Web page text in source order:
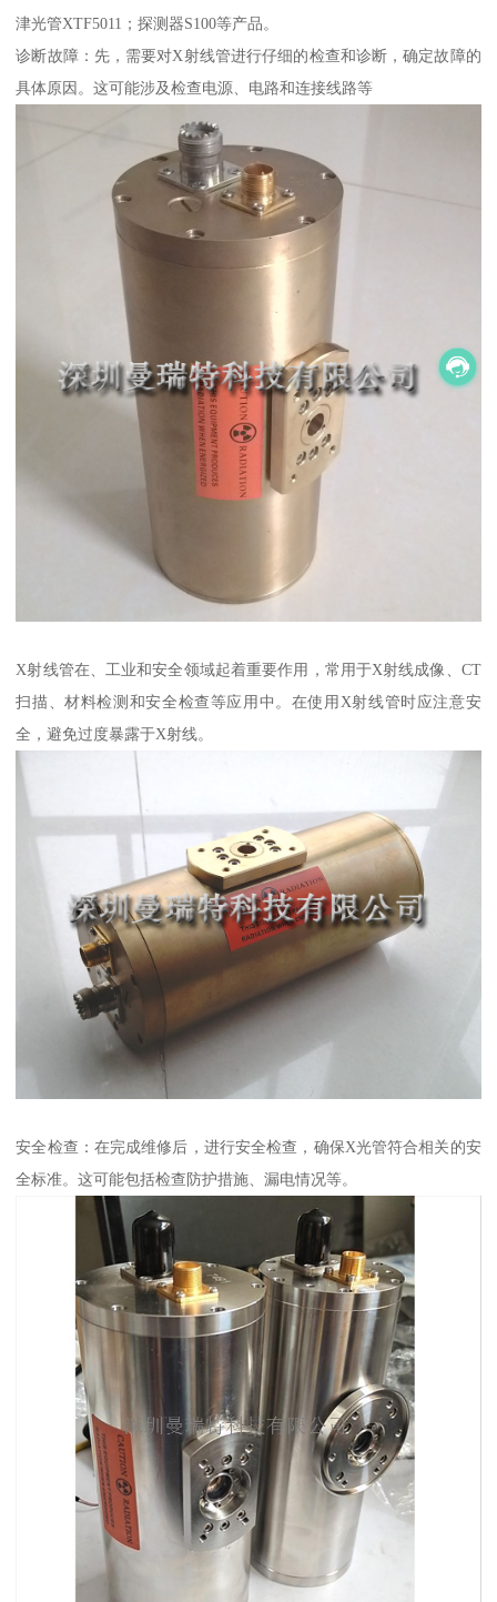
津光管XTF5011；探测器S100等产品。
诊断故障：先，需要对X射线管进行仔细的检查和诊断，确定故障的
具体原因。这可能涉及检查电源、电路和连接线路等
X射线管在、工业和安全领域起着重要作用，常用于X射线成像、CT
扫描、材料检测和安全检查等应用中。在使用X射线管时应注意安
全，避免过度暴露于X射线。
安全检查：在完成维修后，进行安全检查，确保X光管符合相关的安
全标准。这可能包括检查防护措施、漏电情况等。